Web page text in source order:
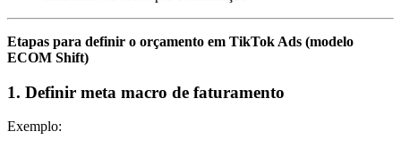
Etapas para definir o orçamento em TikTok Ads (modelo
ECOM Shift)
1. Definir meta macro de faturamento
Exemplo: